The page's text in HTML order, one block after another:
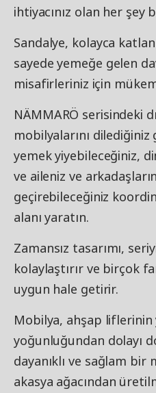
ihtiyacınız olan her şey
Sandalye, kolayca
sayede yemeğe gelen
misafirleriniz için
NÄMMARÖ serisindeki
mobilyalarını
yemek yiyebileceğiniz,
ve aileniz ve
geçirebileceğiniz
alanı yaratın.
Zamansız tasarımı,
kolaylaştırır ve birçok
uygun hale getirir.
Mobilya, ahşap liflerinin
yoğunluğundan dolayı
dayanıklı ve sağlam bir
akasya ağacından